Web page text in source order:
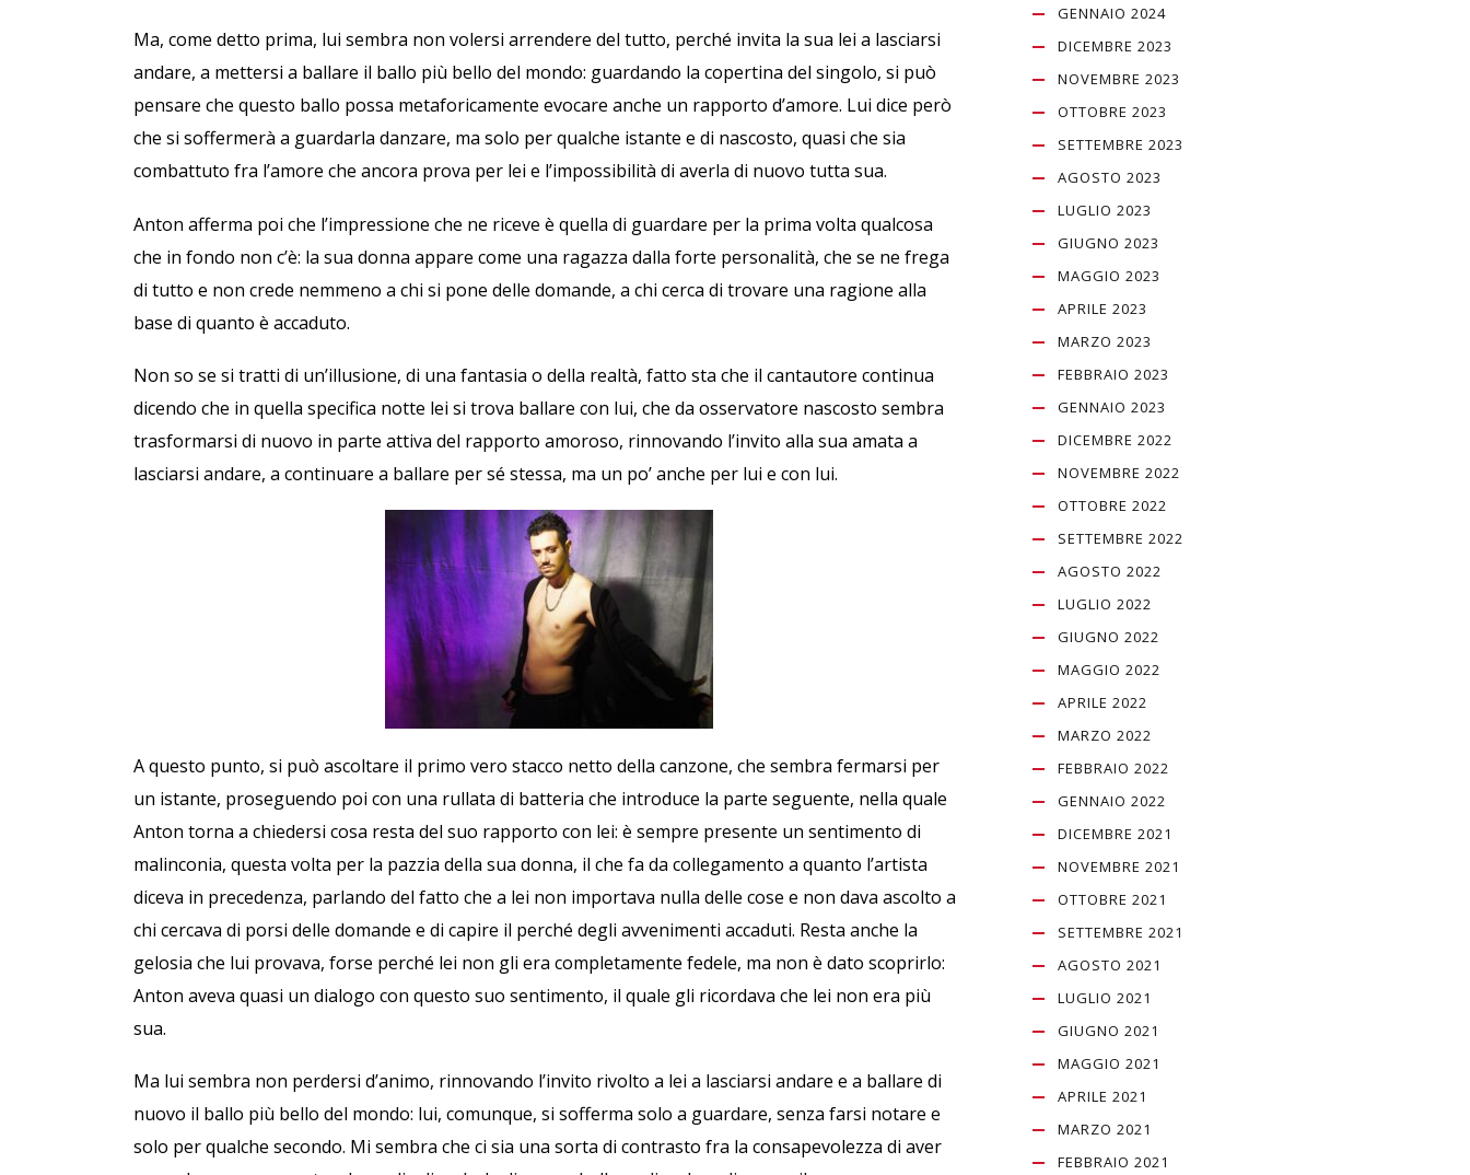
Ma, come detto prima, lui sembra non volersi arrendere del tutto, perché invita la sua lei a lasciarsi
andare, a mettersi a ballare il ballo più bello del mondo: guardando la copertina del singolo, si può
pensare che questo ballo possa metaforicamente evocare anche un rapporto d’amore. Lui dice però
che si soffermerà a guardarla danzare, ma solo per qualche istante e di nascosto, quasi che sia
combattuto fra l’amore che ancora prova per lei e l’impossibilità di averla di nuovo tutta sua.
Anton afferma poi che l’impressione che ne riceve è quella di guardare per la prima volta qualcosa
che in fondo non c’è: la sua donna appare come una ragazza dalla forte personalità, che se ne frega
di tutto e non crede nemmeno a chi si pone delle domande, a chi cerca di trovare una ragione alla
base di quanto è accaduto.
Non so se si tratti di un’illusione, di una fantasia o della realtà, fatto sta che il cantautore continua
dicendo che in quella specifica notte lei si trova ballare con lui, che da osservatore nascosto sembra
trasformarsi di nuovo in parte attiva del rapporto amoroso, rinnovando l’invito alla sua amata a
lasciarsi andare, a continuare a ballare per sé stessa, ma un po’ anche per lui e con lui.
A questo punto, si può ascoltare il primo vero stacco netto della canzone, che sembra fermarsi per
un istante, proseguendo poi con una rullata di batteria che introduce la parte seguente, nella quale
Anton torna a chiedersi cosa resta del suo rapporto con lei: è sempre presente un sentimento di
malinconia, questa volta per la pazzia della sua donna, il che fa da collegamento a quanto l’artista
diceva in precedenza, parlando del fatto che a lei non importava nulla delle cose e non dava ascolto a
chi cercava di porsi delle domande e di capire il perché degli avvenimenti accaduti. Resta anche la
gelosia che lui provava, forse perché lei non gli era completamente fedele, ma non è dato scoprirlo:
Anton aveva quasi un dialogo con questo suo sentimento, il quale gli ricordava che lei non era più
sua.
Ma lui sembra non perdersi d’animo, rinnovando l’invito rivolto a lei a lasciarsi andare e a ballare di
nuovo il ballo più bello del mondo: lui, comunque, si sofferma solo a guardare, senza farsi notare e
solo per qualche secondo. Mi sembra che ci sia una sorta di contrasto fra la consapevolezza di aver
GENNAIO 2024
DICEMBRE 2023
NOVEMBRE 2023
OTTOBRE 2023
SETTEMBRE 2023
AGOSTO 2023
LUGLIO 2023
GIUGNO 2023
MAGGIO 2023
APRILE 2023
MARZO 2023
FEBBRAIO 2023
GENNAIO 2023
DICEMBRE 2022
NOVEMBRE 2022
OTTOBRE 2022
SETTEMBRE 2022
AGOSTO 2022
LUGLIO 2022
GIUGNO 2022
MAGGIO 2022
APRILE 2022
MARZO 2022
FEBBRAIO 2022
GENNAIO 2022
DICEMBRE 2021
NOVEMBRE 2021
OTTOBRE 2021
SETTEMBRE 2021
AGOSTO 2021
LUGLIO 2021
GIUGNO 2021
MAGGIO 2021
APRILE 2021
MARZO 2021
FEBBRAIO 2021